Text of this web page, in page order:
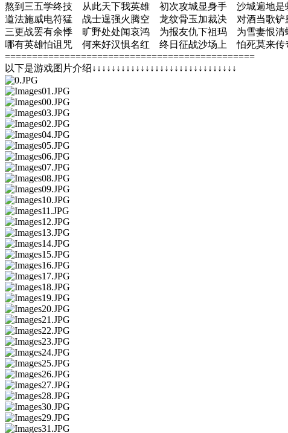
熬到三五学终技 从此天下我英雄 初次攻城显身手 沙城遍地是
道法施威电符猛 战士逞强火腾空 龙纹骨玉加裁决 对酒当歌铲
三更战罢有余悸 旷野处处闻哀鸿 为报友仇下祖玛 为雪妻恨清
哪有英雄怕诅咒 何来好汉惧名红 终日征战沙场上 怕死莫来传
==============================================
以下是游戏图片介绍↓↓↓↓↓↓↓↓↓↓↓↓↓↓↓↓↓↓↓↓↓↓↓↓↓↓↓↓↓↓